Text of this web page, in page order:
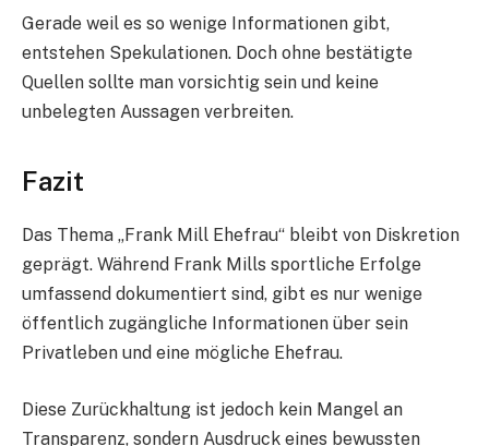
Gerade weil es so wenige Informationen gibt,
entstehen Spekulationen. Doch ohne bestätigte
Quellen sollte man vorsichtig sein und keine
unbelegten Aussagen verbreiten.
Fazit
Das Thema „Frank Mill Ehefrau“ bleibt von Diskretion
geprägt. Während Frank Mills sportliche Erfolge
umfassend dokumentiert sind, gibt es nur wenige
öffentlich zugängliche Informationen über sein
Privatleben und eine mögliche Ehefrau.
Diese Zurückhaltung ist jedoch kein Mangel an
Transparenz, sondern Ausdruck eines bewussten